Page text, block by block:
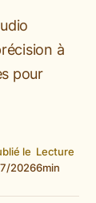
à
pour
le
2026
Lecture
6min